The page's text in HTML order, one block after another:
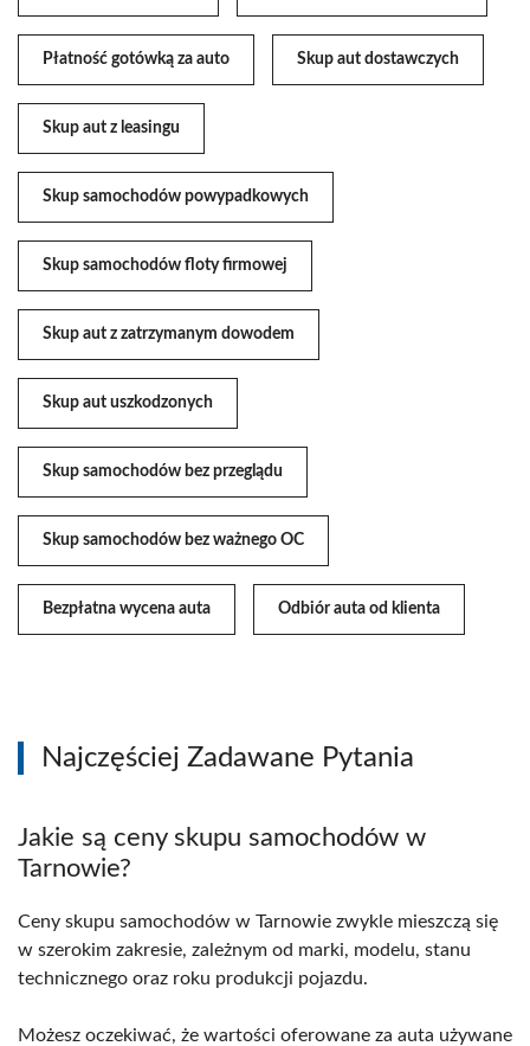
Płatność gotówką za auto Skup aut dostawczych
Skup aut z leasingu
Skup samochodów powypadkowych
Skup samochodów floty firmowej
Skup aut z zatrzymanym dowodem
Skup aut uszkodzonych
Skup samochodów bez przeglądu
Skup samochodów bez ważnego OC
Bezpłatna wycena auta Odbiór auta od klienta
Najczęściej Zadawane Pytania
Jakie są ceny skupu samochodów w
Tarnowie?
Ceny skupu samochodów w Tarnowie zwykle mieszczą się
w szerokim zakresie, zależnym od marki, modelu, stanu
technicznego oraz roku produkcji pojazdu.
Możesz oczekiwać, że wartości oferowane za auta używane